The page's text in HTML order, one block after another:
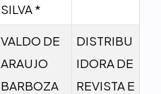
SILVA *
VALDO DE
ARAUJO
BARBOZA
DISTRIBU
IDORA DE
REVISTA E